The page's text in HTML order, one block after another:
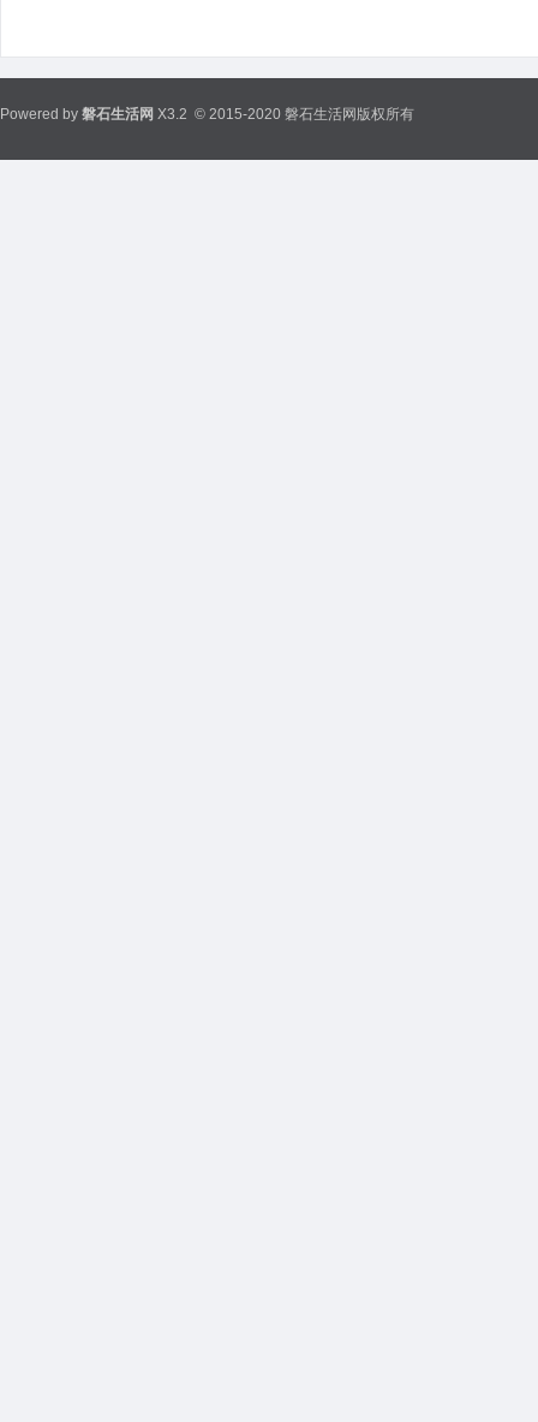
Powered by 磐石生活网 X3.2 © 2015-2020 磐石生活网版权所有